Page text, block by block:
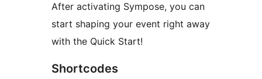
After activating Sympose, you can
start shaping your event right away
with the Quick Start!
Shortcodes